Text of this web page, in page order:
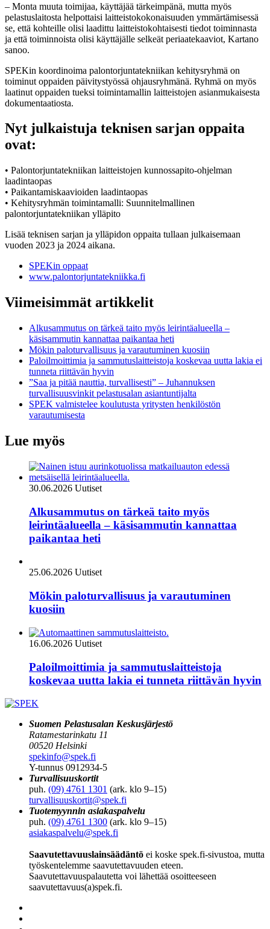
– Monta muuta toimijaa, käyttäjää tärkeimpänä, mutta myös
pelastuslaitosta helpottaisi laitteistokokonaisuuden ymmärtämisessä
se, että kohteille olisi laadittu laitteistokohtaisesti tiedot toiminnasta
ja että toiminnoista olisi käyttäjälle selkeät periaatekaaviot, Kartano
sanoo.
SPEKin koordinoima palontorjuntatekniikan kehitysryhmä on
toiminut oppaiden päivitystyössä ohjausryhmänä. Ryhmä on myös
laatinut oppaiden tueksi toimintamallin laitteistojen asianmukaisesta
dokumentaatiosta.
Nyt julkaistuja teknisen sarjan oppaita
ovat:
• Palontorjuntatekniikan laitteistojen kunnossapito-ohjelman
laadintaopas
• Paikantamiskaavioiden laadintaopas
• Kehitysryhmän toimintamalli: Suunnitelmallinen
palontorjuntatekniikan ylläpito
Lisää teknisen sarjan ja ylläpidon oppaita tullaan julkaisemaan
vuoden 2023 ja 2024 aikana.
SPEKin oppaat
www.palontorjuntatekniikka.fi
Viimeisimmät artikkelit
Alkusammutus on tärkeä taito myös leirintäalueella –
käsisammutin kannattaa paikantaa heti
Mökin paloturvallisuus ja varautuminen kuosiin
Paloilmoittimia ja sammutuslaitteistoja koskevaa uutta lakia ei
tunneta riittävän hyvin
”Saa ja pitää nauttia, turvallisesti” – Juhannuksen
turvallisuusvinkit pelastusalan asiantuntijalta
SPEK valmistelee koulutusta yritysten henkilöstön
varautumisesta
Lue myös
30.06.2026 Uutiset
Alkusammutus on tärkeä taito myös
leirintäalueella – käsisammutin kannattaa
paikantaa heti
25.06.2026 Uutiset
Mökin paloturvallisuus ja varautuminen
kuosiin
16.06.2026 Uutiset
Paloilmoittimia ja sammutuslaitteistoja
koskevaa uutta lakia ei tunneta riittävän hyvin
Suomen Pelastusalan Keskusjärjestö
Ratamestarinkatu 11
00520 Helsinki
spekinfo@spek.fi
Y-tunnus 0912934-5
Turvallisuuskortit
puh. (09) 4761 1301 (ark. klo 9–15)
turvallisuuskortit@spek.fi
Tuotemyynnin asiakaspalvelu
puh. (09) 4761 1300 (ark. klo 9–15)
asiakaspalvelu@spek.fi
Saavutettavuuslainsäädäntö ei koske spek.fi-sivustoa, mutta
työskentelemme saavutettavuuden eteen.
Saavutettavuuspalautetta voi lähettää osoitteeseen
saavutettavuus(a)spek.fi.